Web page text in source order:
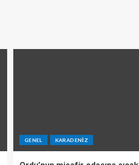
GENEL KARADENIZ